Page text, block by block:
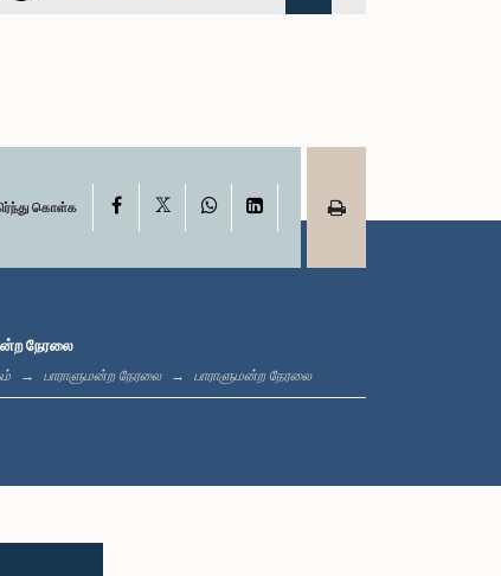
பி.ப. 2:13 - பி.ப. 2:21
கொள்க Facebook WhatsAppLinkedIn
நேரலை
பாராளுமன்ற நேரலை பாராளுமன்ற நேரலை